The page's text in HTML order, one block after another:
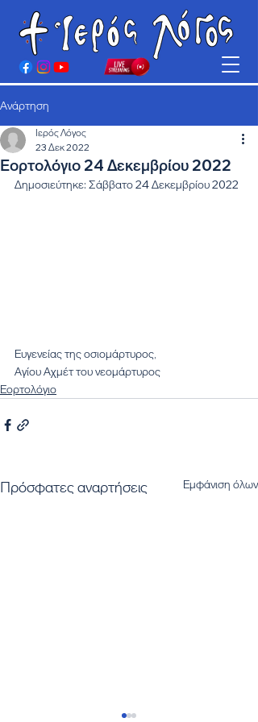
Ανάρτηση
Εορτολόγιο 24 Δεκεμβρίου 2022
Ιερός Λόγος
23 Δεκ 2022
Δημοσιεύτηκε: Σάββατο 24 Δεκεμβρίου 2022
Ευγενείας της οσιομάρτυρος,
Αγίου Αχμέτ του νεομάρτυρος
Εορτολόγιο
Πρόσφατες αναρτήσεις Εμφάνιση όλων